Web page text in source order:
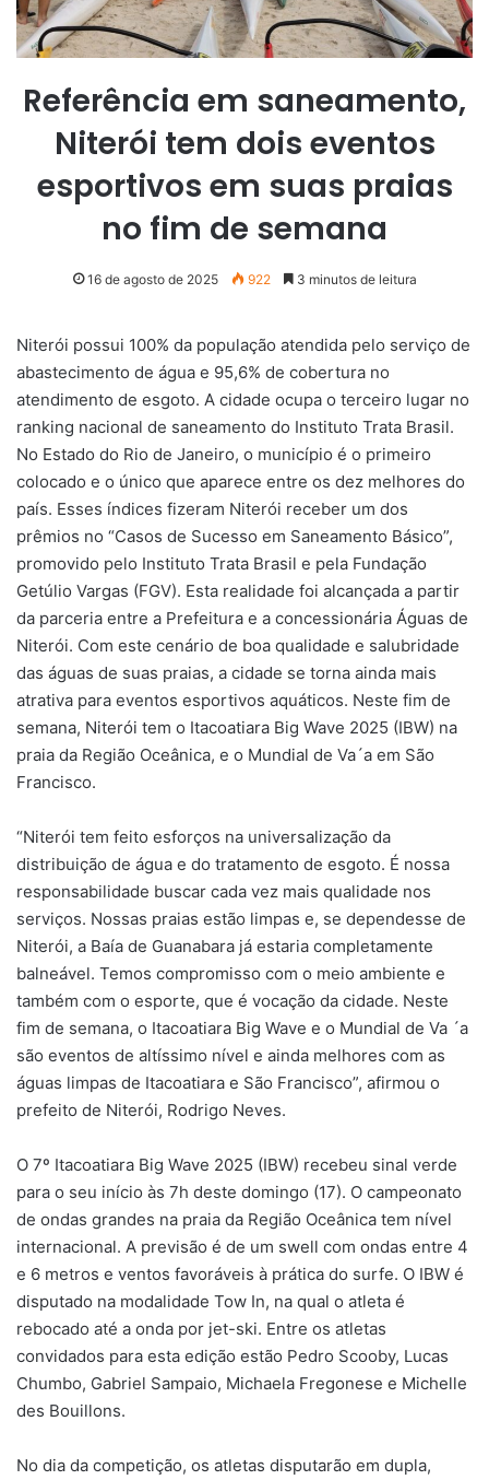
Referência em saneamento,
Niterói tem dois eventos
esportivos em suas praias
no fim de semana
16 de agosto de 2025 922 3 minutos de leitura
Niterói possui 100% da população atendida pelo serviço de
abastecimento de água e 95,6% de cobertura no
atendimento de esgoto. A cidade ocupa o terceiro lugar no
ranking nacional de saneamento do Instituto Trata Brasil.
No Estado do Rio de Janeiro, o município é o primeiro
colocado e o único que aparece entre os dez melhores do
país. Esses índices fizeram Niterói receber um dos
prêmios no “Casos de Sucesso em Saneamento Básico”,
promovido pelo Instituto Trata Brasil e pela Fundação
Getúlio Vargas (FGV). Esta realidade foi alcançada a partir
da parceria entre a Prefeitura e a concessionária Águas de
Niterói. Com este cenário de boa qualidade e salubridade
das águas de suas praias, a cidade se torna ainda mais
atrativa para eventos esportivos aquáticos. Neste fim de
semana, Niterói tem o Itacoatiara Big Wave 2025 (IBW) na
praia da Região Oceânica, e o Mundial de Va´a em São
Francisco.
“Niterói tem feito esforços na universalização da
distribuição de água e do tratamento de esgoto. É nossa
responsabilidade buscar cada vez mais qualidade nos
serviços. Nossas praias estão limpas e, se dependesse de
Niterói, a Baía de Guanabara já estaria completamente
balneável. Temos compromisso com o meio ambiente e
também com o esporte, que é vocação da cidade. Neste
fim de semana, o Itacoatiara Big Wave e o Mundial de Va ´a
são eventos de altíssimo nível e ainda melhores com as
águas limpas de Itacoatiara e São Francisco”, afirmou o
prefeito de Niterói, Rodrigo Neves.
O 7º Itacoatiara Big Wave 2025 (IBW) recebeu sinal verde
para o seu início às 7h deste domingo (17). O campeonato
de ondas grandes na praia da Região Oceânica tem nível
internacional. A previsão é de um swell com ondas entre 4
e 6 metros e ventos favoráveis à prática do surfe. O IBW é
disputado na modalidade Tow In, na qual o atleta é
rebocado até a onda por jet-ski. Entre os atletas
convidados para esta edição estão Pedro Scooby, Lucas
Chumbo, Gabriel Sampaio, Michaela Fregonese e Michelle
des Bouillons.
No dia da competição, os atletas disputarão em dupla,